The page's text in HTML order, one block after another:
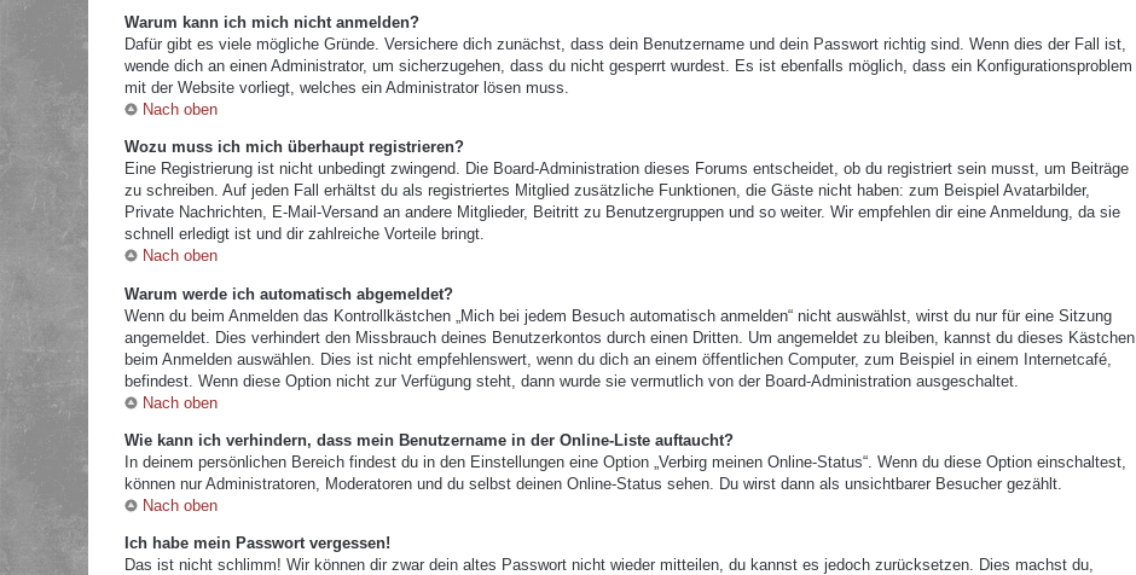
Warum kann ich mich nicht anmelden?
Dafür gibt es viele mögliche Gründe. Versichere dich zunächst, dass dein Benutzername und dein Passwort richtig sind. Wenn dies der Fall ist,
wende dich an einen Administrator, um sicherzugehen, dass du nicht gesperrt wurdest. Es ist ebenfalls möglich, dass ein Konfigurationsproblem
mit der Website vorliegt, welches ein Administrator lösen muss.
Nach oben
Wozu muss ich mich überhaupt registrieren?
Eine Registrierung ist nicht unbedingt zwingend. Die Board-Administration dieses Forums entscheidet, ob du registriert sein musst, um Beiträge
zu schreiben. Auf jeden Fall erhältst du als registriertes Mitglied zusätzliche Funktionen, die Gäste nicht haben: zum Beispiel Avatarbilder,
Private Nachrichten, E-Mail-Versand an andere Mitglieder, Beitritt zu Benutzergruppen und so weiter. Wir empfehlen dir eine Anmeldung, da sie
schnell erledigt ist und dir zahlreiche Vorteile bringt.
Nach oben
Warum werde ich automatisch abgemeldet?
Wenn du beim Anmelden das Kontrollkästchen „Mich bei jedem Besuch automatisch anmelden“ nicht auswählst, wirst du nur für eine Sitzung
angemeldet. Dies verhindert den Missbrauch deines Benutzerkontos durch einen Dritten. Um angemeldet zu bleiben, kannst du dieses Kästchen
beim Anmelden auswählen. Dies ist nicht empfehlenswert, wenn du dich an einem öffentlichen Computer, zum Beispiel in einem Internetcafé,
befindest. Wenn diese Option nicht zur Verfügung steht, dann wurde sie vermutlich von der Board-Administration ausgeschaltet.
Nach oben
Wie kann ich verhindern, dass mein Benutzername in der Online-Liste auftaucht?
In deinem persönlichen Bereich findest du in den Einstellungen eine Option „Verbirg meinen Online-Status“. Wenn du diese Option einschaltest,
können nur Administratoren, Moderatoren und du selbst deinen Online-Status sehen. Du wirst dann als unsichtbarer Besucher gezählt.
Nach oben
Ich habe mein Passwort vergessen!
Das ist nicht schlimm! Wir können dir zwar dein altes Passwort nicht wieder mitteilen, du kannst es jedoch zurücksetzen. Dies machst du,